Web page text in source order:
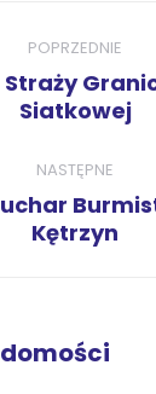
POPRZEDNIE
wpis:
Siatkowej
NASTĘPNE
wpis:
Kętrzyn